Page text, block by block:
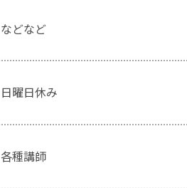
などなど
日曜日休み
各種講師